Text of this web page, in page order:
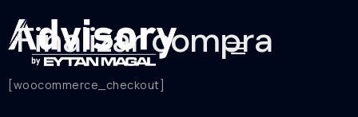
Finalizar compra
[woocommerce_checkout]